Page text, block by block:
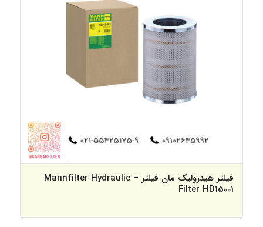
فیلتر هیدرولیک مان فیلتر – Mannfilter Hydraulic
Filter HD15001